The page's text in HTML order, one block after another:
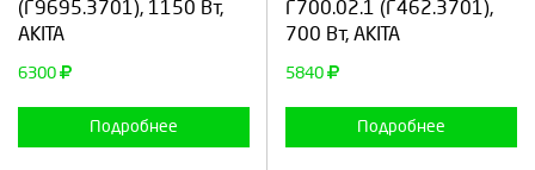
(Г9695.3701), 1150 Вт,
AKITA
6300
Подробнее
Продолжить Отмена
Г700.02.1 (Г462.3701),
700 Вт, AKITA
5840
Подробнее
Продолжить Отмена